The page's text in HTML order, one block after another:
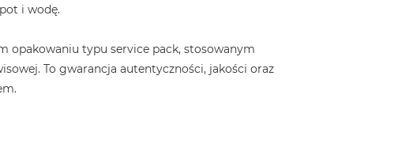
i wodę.
opakowaniu typu service pack, stosowanym
To gwarancja autentyczności, jakości oraz